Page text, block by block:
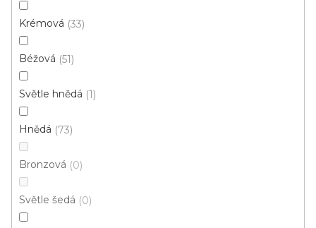
Krémová 33
Béžová 51
Světle hnědá 1
Hnědá 73
Bronzová 0
Světle šedá 0
PVC podlaha IPERFORM 70 Camargue T62